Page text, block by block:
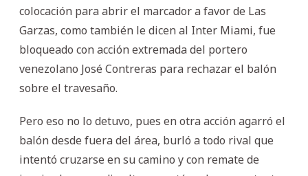
colocación para abrir el marcador a favor de Las
Garzas, como también le dicen al Inter Miami, fue
bloqueado con acción extremada del portero
venezolano José Contreras para rechazar el balón
sobre el travesaño.
Pero eso no lo detuvo, pues en otra acción agarró el
balón desde fuera del área, burló a todo rival que
intentó cruzarse en su camino y con remate de